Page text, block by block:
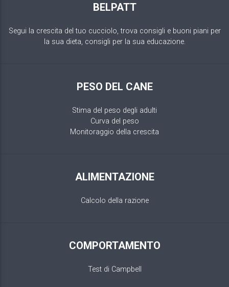
BELPATT
Segui la crescita del tuo cucciolo, trova consigli e buoni piani per
la sua dieta, consigli per la sua educazione.
PESO DEL CANE
Stima del peso degli adulti
Curva del peso
Monitoraggio della crescita
ALIMENTAZIONE
Calcolo della razione
COMPORTAMENTO
Test di Campbell